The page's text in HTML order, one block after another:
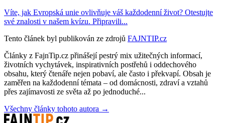
Víte, jak Evropská unie ovlivňuje váš každodenní život? Otestujte
své znalosti v našem kvízu. Připravili...
Tento článek byl publikován ze zdrojů FAJNTIP.cz
Články z FajnTip.cz přinášejí pestrý mix užitečných informací,
životních vychytávek, inspirativních postřehů i oddechového
obsahu, který čtenáře nejen pobaví, ale často i překvapí. Obsah je
zaměřen na každodenní témata – od domácnosti, zdraví a vztahů
přes zajímavosti ze světa až po jednoduché...
Všechny články tohoto autora →